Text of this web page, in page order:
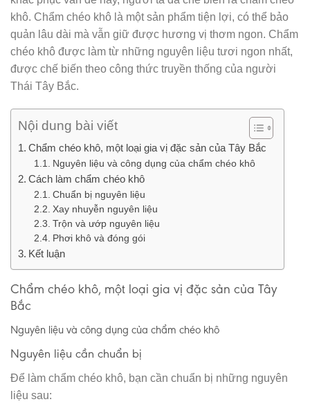
khô. Chẩm chéo khô là một sản phẩm tiện lợi, có thể bảo
quản lâu dài mà vẫn giữ được hương vị thơm ngon. Chẩm
chéo khô được làm từ những nguyên liệu tươi ngon nhất,
được chế biến theo công thức truyền thống của người
Thái Tây Bắc.
Nội dung bài viết
Chẩm chéo khô, một loại gia vị đặc sản của Tây Bắc
Nguyên liệu và công dụng của chẩm chéo khô
Cách làm chẩm chéo khô
Chuẩn bị nguyên liệu
Xay nhuyễn nguyên liệu
Trộn và ướp nguyên liệu
Phơi khô và đóng gói
Kết luận
Chẩm chéo khô, một loại gia vị đặc sản của Tây
Bắc
Nguyên liệu và công dụng của chẩm chéo khô
Nguyên liệu cần chuẩn bị
Để làm chẩm chéo khô, bạn cần chuẩn bị những nguyên
liệu sau: